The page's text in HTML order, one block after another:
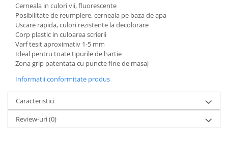
Hartie igienica, prosoape hartie si
dispensere
Articole pentru rufe, casa,
geamuri, mobila
Articole pentru birou, suprafete,
pardoseli
Intretinere si odorizante masina
Saci de gunoi
Accesorii pentru curatenie
Cerneala in culori vii, fluorescente
Posibilitate de reumplere, cerneala pe baza de apa
Uscare rapida, culori rezistente la decolorare
Corp plastic in culoarea scrierii
Varf tesit aproximativ 1-5 mm
Ideal pentru toate tipurile de hartie
Zona grip patentata cu puncte fine de masaj
Informatii conformitate produs
Caracteristici
Review-uri(0)